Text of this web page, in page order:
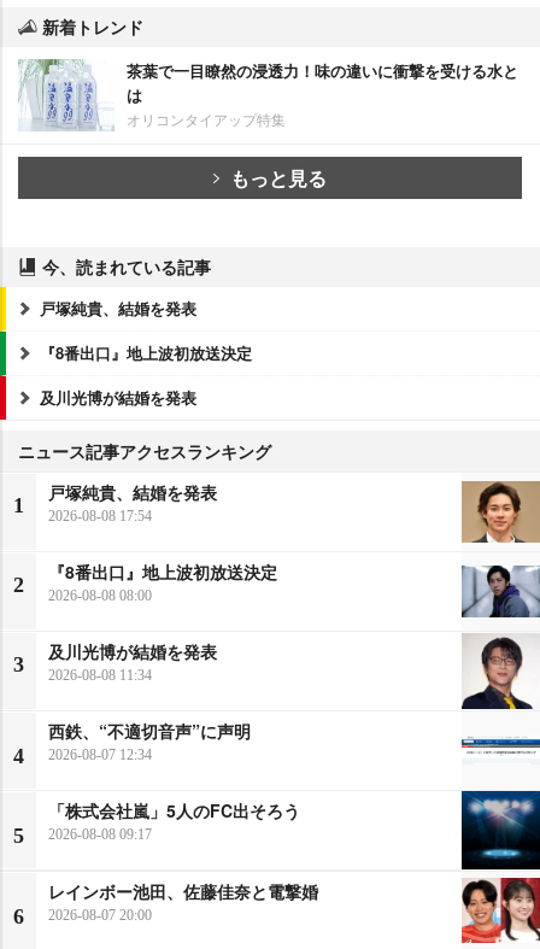
新着トレンド
茶葉で一目瞭然の浸透力！味の違いに衝撃を受ける水と
は
オリコンタイアップ特集
もっと見る
今、読まれている記事
戸塚純貴、結婚を発表
『8番出口』地上波初放送決定
及川光博が結婚を発表
ニュース記事アクセスランキング
1
戸塚純貴、結婚を発表
2026-08-08 17:54
2
『8番出口』地上波初放送決定
2026-08-08 08:00
3
及川光博が結婚を発表
2026-08-08 11:34
4
西鉄、“不適切音声”に声明
2026-08-07 12:34
5
「株式会社嵐」5人のFC出そろう
2026-08-08 09:17
6
レインボー池田、佐藤佳奈と電撃婚
2026-08-07 20:00